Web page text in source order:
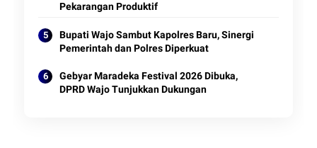
Pekarangan Produktif
Bupati Wajo Sambut Kapolres Baru, Sinergi
Pemerintah dan Polres Diperkuat
Gebyar Maradeka Festival 2026 Dibuka,
DPRD Wajo Tunjukkan Dukungan